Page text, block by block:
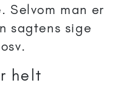
Selvom man er
sagtens sige
helt